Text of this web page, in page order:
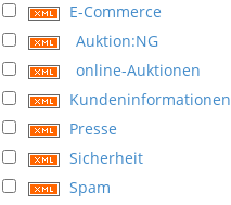
E-Commerce
Auktion:NG
online-Auktionen
Kundeninformationen
Presse
Sicherheit
Spam